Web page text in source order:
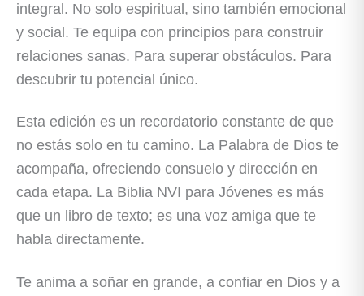
integral. No solo espiritual, sino también emocional
y social. Te equipa con principios para construir
relaciones sanas. Para superar obstáculos. Para
descubrir tu potencial único.
Esta edición es un recordatorio constante de que
no estás solo en tu camino. La Palabra de Dios te
acompaña, ofreciendo consuelo y dirección en
cada etapa. La Biblia NVI para Jóvenes es más
que un libro de texto; es una voz amiga que te
habla directamente.
Te anima a soñar en grande, a confiar en Dios y a